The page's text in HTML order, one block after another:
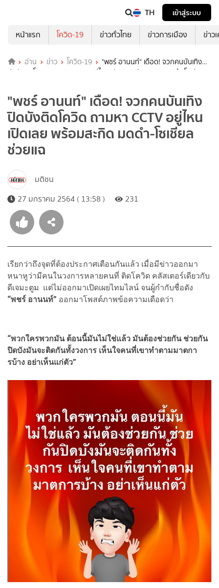
TH
เข้าสู่ระบบ
หน้าแรก
โควิด-19 ข่าวทั่วไทย ข่าวการเมือง ข่าว
อ่าน ข่าว โควิด-19
"พชร์ อานนท์" เดือด! จวกคนบันเทิง
ปิดบังติดโควิด ถามหา CCTV อยู่ไหนเปิดเลย พร้อมสะกิด มดดำ-โซเชียล
"พชร์ อานนท์" เดือด! จวกคนบันเทิง
ปิดบังติดโควิด ถามหา CCTV อยู่ไหน
เปิดเลย พร้อมสะกิด มดดำ-โซเชียล
ช่วยแฉ
มติชน
27 มกราคม 2564 ( 13:58 )
231
เรียกว่าถึงจุดที่ต้องประกาศเตือนกันแล้ว เมื่อมีข่าวออกมา
หนาหูว่ามีคนในวงการหลายคนที่ ติดโควิด คลัสเตอร์เดียวกับ
ดีเจมะตูม แต่ไม่ออกมาเปิดเผยไทมไลน์ จนผู้กำกับชื่อดัง
“พชร์ อานนท์” ออกมาโพสต์ภาพข้อความเดือดว่า
“พวกใครพวกมัน ต้อนนี้มันไม่ใช่แล้ว มันต้องช่วยกัน ช่วยกัน
ปิดบังมันจะติดกันทั้งวงการ เห็นใจคนที่เขาทำตามมาตกา
รบ้าง อย่าเห็นแก่ตัว”